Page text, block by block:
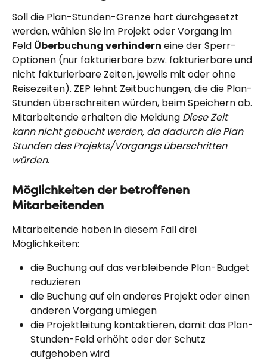
Soll die Plan-Stunden-Grenze hart durchgesetzt
werden, wählen Sie im Projekt oder Vorgang im
Feld Überbuchung verhindern eine der Sperr-
Optionen (nur fakturierbare bzw. fakturierbare und
nicht fakturierbare Zeiten, jeweils mit oder ohne
Reisezeiten). ZEP lehnt Zeitbuchungen, die die Plan-
Stunden überschreiten würden, beim Speichern ab.
Mitarbeitende erhalten die Meldung Diese Zeit
kann nicht gebucht werden, da dadurch die Plan
Stunden des Projekts/Vorgangs überschritten
würden.
Möglichkeiten der betroffenen
Mitarbeitenden
Mitarbeitende haben in diesem Fall drei
Möglichkeiten:
die Buchung auf das verbleibende Plan-Budget
reduzieren
die Buchung auf ein anderes Projekt oder einen
anderen Vorgang umlegen
die Projektleitung kontaktieren, damit das Plan-
Stunden-Feld erhöht oder der Schutz
aufgehoben wird